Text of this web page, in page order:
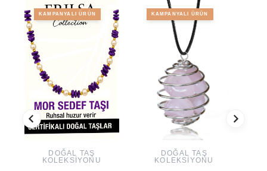
KAMPANYALI ÜRÜN
DOĞAL TAŞ
KOLEKSIYONU
KAMPANYALI ÜRÜN
DOĞAL TAŞ
KOLEKSIYONU